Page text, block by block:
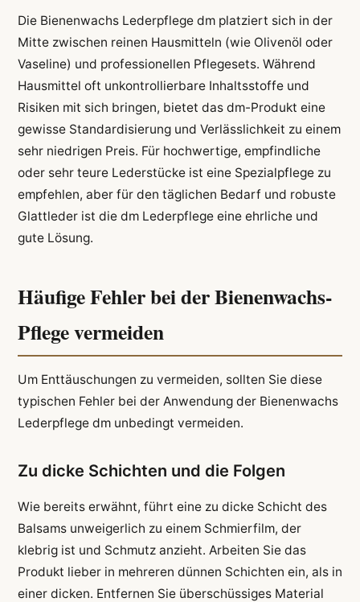
Die Bienenwachs Lederpflege dm platziert sich in der
Mitte zwischen reinen Hausmitteln (wie Olivenöl oder
Vaseline) und professionellen Pflegesets. Während
Hausmittel oft unkontrollierbare Inhaltsstoffe und
Risiken mit sich bringen, bietet das dm-Produkt eine
gewisse Standardisierung und Verlässlichkeit zu einem
sehr niedrigen Preis. Für hochwertige, empfindliche
oder sehr teure Lederstücke ist eine Spezialpflege zu
empfehlen, aber für den täglichen Bedarf und robuste
Glattleder ist die dm Lederpflege eine ehrliche und
gute Lösung.
Häufige Fehler bei der Bienenwachs-
Pflege vermeiden
Um Enttäuschungen zu vermeiden, sollten Sie diese
typischen Fehler bei der Anwendung der Bienenwachs
Lederpflege dm unbedingt vermeiden.
Zu dicke Schichten und die Folgen
Wie bereits erwähnt, führt eine zu dicke Schicht des
Balsams unweigerlich zu einem Schmierfilm, der
klebrig ist und Schmutz anzieht. Arbeiten Sie das
Produkt lieber in mehreren dünnen Schichten ein, als in
einer dicken. Entfernen Sie überschüssiges Material